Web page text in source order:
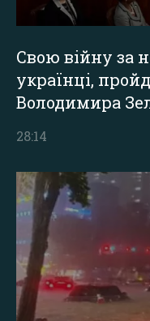
Свою війну за
українці,
Володимира
28:14